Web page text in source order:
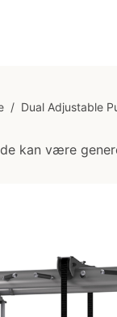
/ Dual Adjustable
kan være